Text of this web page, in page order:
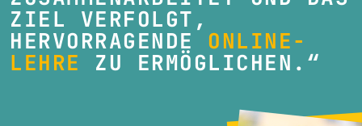
ZIEL VERFOLGT,
HERVORRAGENDE ONLINE-
LEHRE ZU ERMÖGLICHEN.“